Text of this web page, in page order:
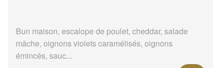
Bun maison, escalope de poulet, cheddar, salade
mâche, oignons violets caramélisés, oignons
émincés, sauc...